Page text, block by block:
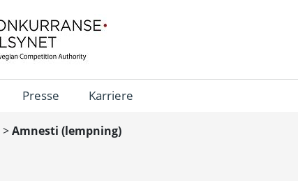
Presse Karriere
>Amnesti (lempning)